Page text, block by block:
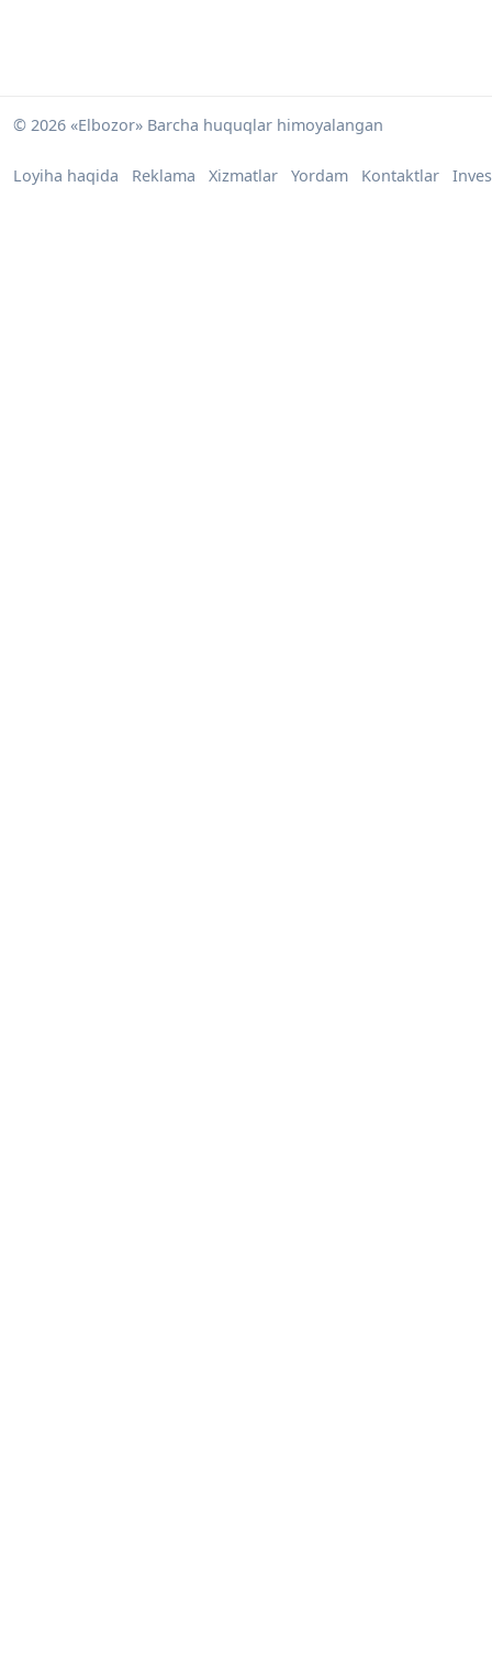
© 2026 «Elbozor» Barcha huquqlar himoyalangan
Loyiha haqida Reklama Xizmatlar Yordam Kontaktlar